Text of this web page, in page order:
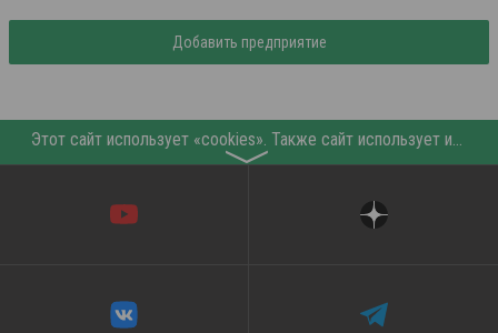
Добавить предприятие
Этот сайт использует «cookies». Также сайт использует интернет-сервис для сбора технических данных касательно посетителей с целью получения маркетинговой и статистической информации. Условия обработки данных посетителей сайта см.
〉